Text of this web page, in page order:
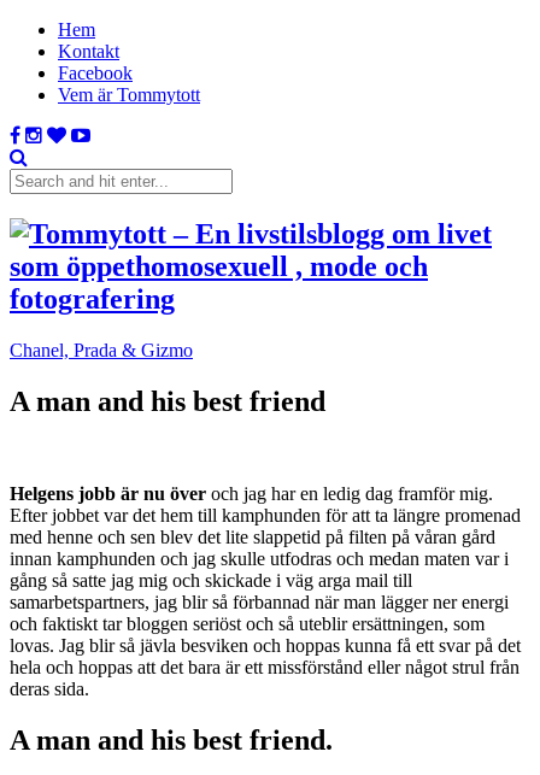
Hem
Kontakt
Facebook
Vem är Tommytott
Chanel, Prada & Gizmo
A man and his best friend
Helgens jobb är nu över och jag har en ledig dag framför mig.
Efter jobbet var det hem till kamphunden för att ta längre promenad
med henne och sen blev det lite slappetid på filten på våran gård
innan kamphunden och jag skulle utfodras och medan maten var i
gång så satte jag mig och skickade i väg arga mail till
samarbetspartners, jag blir så förbannad när man lägger ner energi
och faktiskt tar bloggen seriöst och så uteblir ersättningen, som
lovas. Jag blir så jävla besviken och hoppas kunna få ett svar på det
hela och hoppas att det bara är ett missförstånd eller något strul från
deras sida.
A man and his best friend.